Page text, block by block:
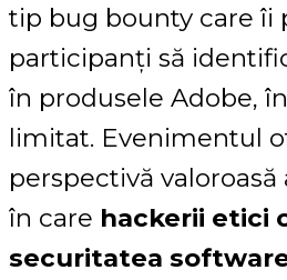
tip bug bounty care îi
participanți să
în produsele Adobe,
limitat. Evenimentul
perspectivă
în care hackerii etici
securitatea